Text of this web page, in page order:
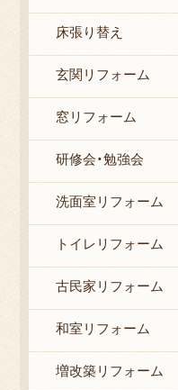
床張り替え
玄関リフォーム
窓リフォーム
研修会・勉強会
洗面室リフォーム
トイレリフォーム
古民家リフォーム
和室リフォーム
増改築リフォーム